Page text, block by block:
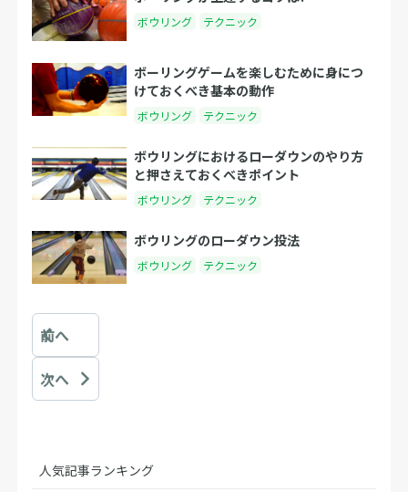
ボウリング テクニック
ボーリングゲームを楽しむために身につ
けておくべき基本の動作
ボウリング テクニック
ボウリングにおけるローダウンのやり方
と押さえておくべきポイント
ボウリング テクニック
ボウリングのローダウン投法
ボウリング テクニック
前へ
次へ
人気記事ランキング